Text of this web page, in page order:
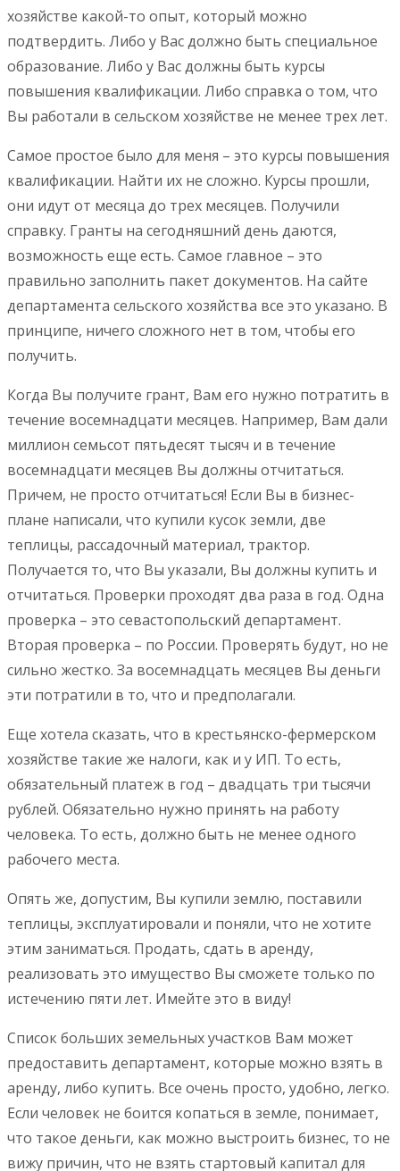
хозяйстве какой-то опыт, который можно
подтвердить. Либо у Вас должно быть специальное
образование. Либо у Вас должны быть курсы
повышения квалификации. Либо справка о том, что
Вы работали в сельском хозяйстве не менее трех лет.
Самое простое было для меня – это курсы повышения
квалификации. Найти их не сложно. Курсы прошли,
они идут от месяца до трех месяцев. Получили
справку. Гранты на сегодняшний день даются,
возможность еще есть. Самое главное – это
правильно заполнить пакет документов. На сайте
департамента сельского хозяйства все это указано. В
принципе, ничего сложного нет в том, чтобы его
получить.
Когда Вы получите грант, Вам его нужно потратить в
течение восемнадцати месяцев. Например, Вам дали
миллион семьсот пятьдесят тысяч и в течение
восемнадцати месяцев Вы должны отчитаться.
Причем, не просто отчитаться! Если Вы в бизнес-
плане написали, что купили кусок земли, две
теплицы, рассадочный материал, трактор.
Получается то, что Вы указали, Вы должны купить и
отчитаться. Проверки проходят два раза в год. Одна
проверка – это севастопольский департамент.
Вторая проверка – по России. Проверять будут, но не
сильно жестко. За восемнадцать месяцев Вы деньги
эти потратили в то, что и предполагали.
Еще хотела сказать, что в крестьянско-фермерском
хозяйстве такие же налоги, как и у ИП. То есть,
обязательный платеж в год – двадцать три тысячи
рублей. Обязательно нужно принять на работу
человека. То есть, должно быть не менее одного
рабочего места.
Опять же, допустим, Вы купили землю, поставили
теплицы, эксплуатировали и поняли, что не хотите
этим заниматься. Продать, сдать в аренду,
реализовать это имущество Вы сможете только по
истечению пяти лет. Имейте это в виду!
Список больших земельных участков Вам может
предоставить департамент, которые можно взять в
аренду, либо купить. Все очень просто, удобно, легко.
Если человек не боится копаться в земле, понимает,
что такое деньги, как можно выстроить бизнес, то не
вижу причин, что не взять стартовый капитал для